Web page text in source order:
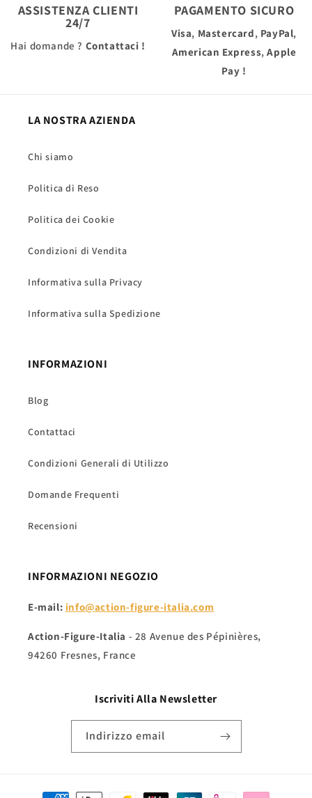
ASSISTENZA CLIENTI
24/7
Hai domande ? Contattaci !
PAGAMENTO SICURO
Visa, Mastercard, PayPal,
American Express,Apple
Pay !
LA NOSTRA AZIENDA
Chi siamo
Politica di Reso
Politica dei Cookie
Condizioni di Vendita
Informativa sulla Privacy
Informativa sulla Spedizione
INFORMAZIONI
Blog
Contattaci
Condizioni Generali di Utilizzo
Domande Frequenti
Recensioni
INFORMAZIONI NEGOZIO
E-mail: info@action-figure-italia.com
Action-Figure-Italia - 28 Avenue des Pépinières,
94260 Fresnes, France
Iscriviti Alla Newsletter
Indirizzo email
Metodi